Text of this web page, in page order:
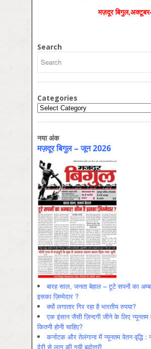
मज़दूर
Search
Categories
Categories
नया अंक
मज़दूर बिगुल – जून 2026
बारह साल, जनता बेहाल – टूटे सपनों का
इसका ज़िम्मेदार ?
क्यों लगातार गिर रहा है भारतीय रुपया?
एक इंसान जैसी ज़िन्दगी जीने के लिए न्यूनतम
कितनी होनी चाहिए?
कर्नाटक और तेलंगाना में न्यूनतम वेतन वृद्धि :
देरी से लागू की गयी बढ़ोत्तरी